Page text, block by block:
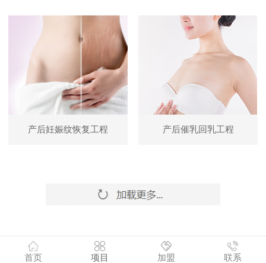
产后妊娠纹恢复工程 产后催乳回乳工程
首页 项目 加盟 联系